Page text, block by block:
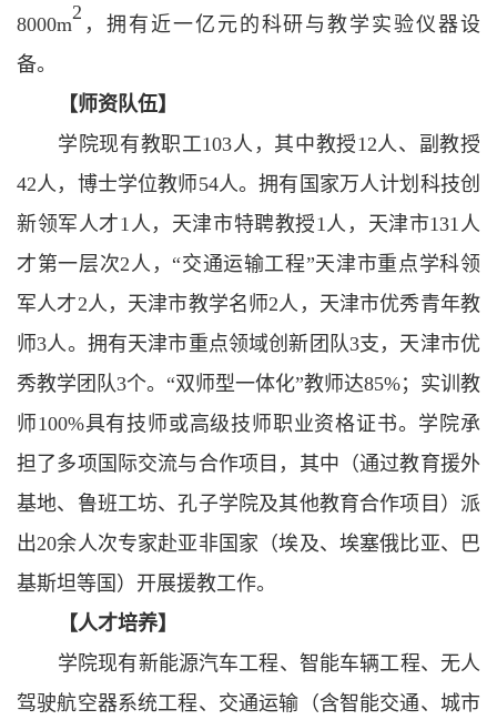
8000m
2
，拥有近一亿元的科研与教学实验仪器设
备。
【师资队伍】
学院现有教职工103人，其中教授12人、副教授
42人，博士学位教师54人。拥有国家万人计划科技创
新领军人才1人，天津市特聘教授1人，天津市131人
才第一层次2人，“交通运输工程”天津市重点学科领
军人才2人，天津市教学名师2人，天津市优秀青年教
师3人。拥有天津市重点领域创新团队3支，天津市优
秀教学团队3个。“双师型一体化”教师达85%；实训教
师100%具有技师或高级技师职业资格证书。学院承
担了多项国际交流与合作项目，其中（通过教育援外
基地、鲁班工坊、孔子学院及其他教育合作项目）派
出20余人次专家赴亚非国家（埃及、埃塞俄比亚、巴
基斯坦等国）开展援教工作。
【人才培养】
学院现有新能源汽车工程、智能车辆工程、无人
驾驶航空器系统工程、交通运输（含智能交通、城市